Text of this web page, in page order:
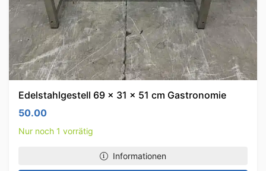
Edelstahlgestell 69 x 31 x 51 cm Gastronomie
50.00
Nur noch 1 vorrätig
Informationen